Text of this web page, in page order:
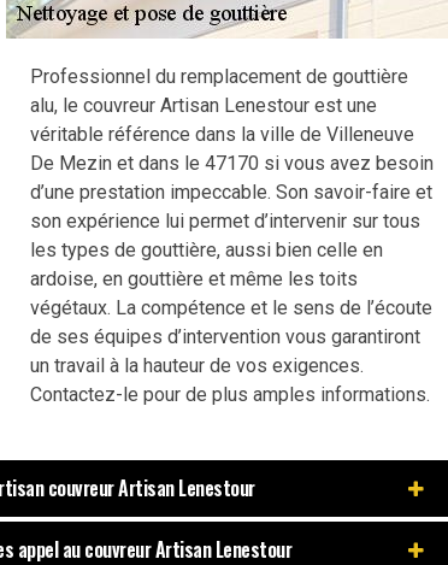
Professionnel du remplacement de gouttière
alu, le couvreur Artisan Lenestour est une
véritable référence dans la ville de Villeneuve
De Mezin et dans le 47170 si vous avez besoin
d’une prestation impeccable. Son savoir-faire et
son expérience lui permet d’intervenir sur tous
les types de gouttière, aussi bien celle en
ardoise, en gouttière et même les toits
végétaux. La compétence et le sens de l’écoute
de ses équipes d’intervention vous garantiront
un travail à la hauteur de vos exigences.
Contactez-le pour de plus amples informations.
couvreur Artisan Lenestour
appel au couvreur Artisan Lenestour